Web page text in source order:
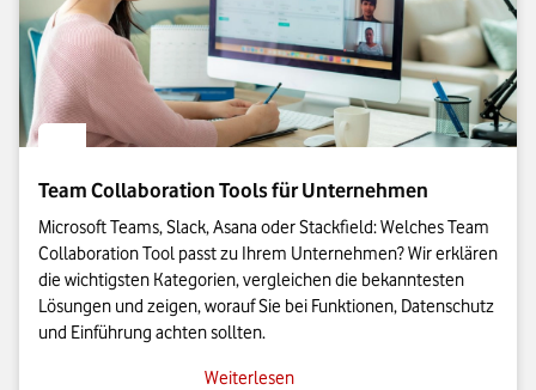
Team Collaboration Tools für Unternehmen
Microsoft Teams, Slack, Asana oder Stackfield: Welches Team
Collaboration Tool passt zu Ihrem Unternehmen? Wir erklären
die wichtigsten Kategorien, vergleichen die bekanntesten
Lösungen und zeigen, worauf Sie bei Funktionen, Datenschutz
und Einführung achten sollten.
Weiterlesen